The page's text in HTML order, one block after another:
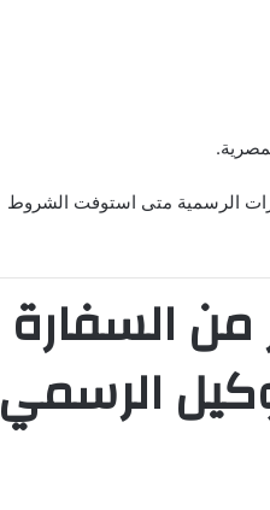
الرسمية متى استوفت الشروط
من السفارة
الرسمي